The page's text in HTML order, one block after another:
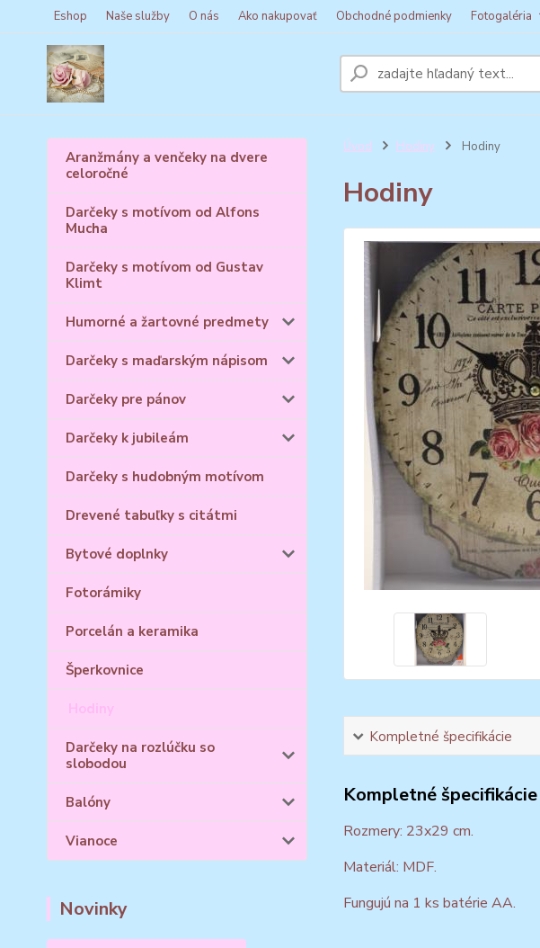
Eshop Naše služby O nás Ako nakupovať Obchodné podmienky Fotogaléria
Aranžmány a venčeky na dvere
celoročné
Darčeky s motívom od Alfons
Mucha
Darčeky s motívom od Gustav
Klimt
Humorné a žartovné predmety
Darčeky s maďarským nápisom
Darčeky pre pánov
Darčeky k jubileám
Darčeky s hudobným motívom
Drevené tabuľky s citátmi
Bytové doplnky
Fotorámiky
Porcelán a keramika
Šperkovnice
Hodiny
Darčeky na rozlúčku so
slobodou
Balóny
Vianoce
Novinky
Úvod Hodiny Hodiny
Hodiny
Kompletné špecifikácie
Kompletné špecifikácie
Rozmery: 23x29 cm.
Materiál: MDF.
Fungujú na 1 ks batérie AA.